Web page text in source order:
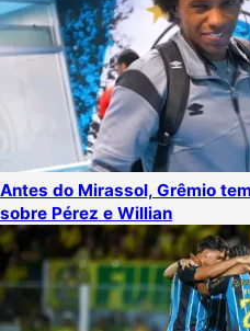
Antes do Mirassol, Grêmio
sobre Pérez e Willian